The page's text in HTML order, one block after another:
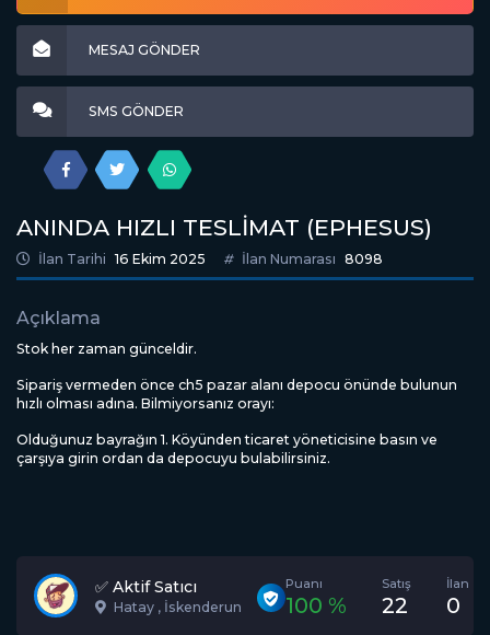
MESAJ GÖNDER
SMS GÖNDER
ANINDA HIZLI TESLİMAT (EPHESUS)
İlan Tarihi 16 Ekim 2025 İlan Numarası 8098
Açıklama
Stok her zaman günceldir.
Sipariş vermeden önce ch5 pazar alanı depocu önünde bulunun
hızlı olması adına. Bilmiyorsanız orayı:
Olduğunuz bayrağın 1. Köyünden ticaret yöneticisine basın ve
çarşıya girin ordan da depocuyu bulabilirsiniz.
✅️ Aktif Satıcı
Hatay , İskenderun
Puanı
100 %
Satış
22
İlan
0